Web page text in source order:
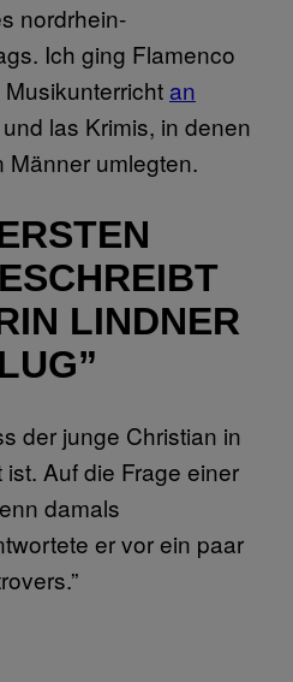
nordrhein-
Ich ging Flamenco
an
und las Krimis, in denen
Männer umlegten.
LINDNER
der junge Christian in
Auf die Frage einer
damals
er vor ein paar